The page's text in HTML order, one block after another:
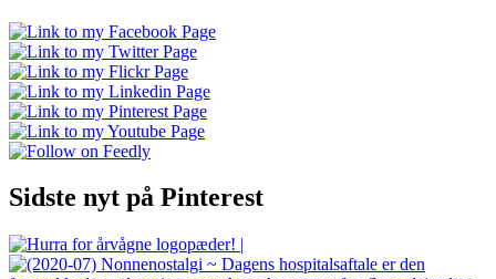
Sidste nyt på Pinterest